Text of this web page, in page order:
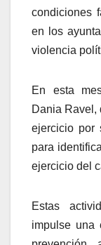
condiciones
en los
violencia
En esta
Dania Ravel,
ejercicio por
para
ejercicio del
Estas
impulse una